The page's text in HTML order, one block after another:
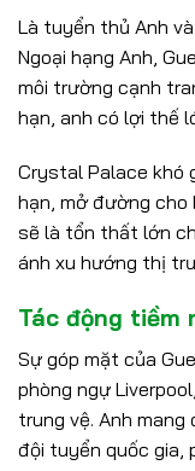
Là tuyển thủ Anh
Ngoại hạng Anh,
môi trường cạnh
hạn, anh có lợi thế
Crystal Palace khó
hạn, mở đường cho
sẽ là tổn thất lớn
ánh xu hướng thị
Tác động tiềm
Sự góp mặt của
phòng ngự
trung vệ. Anh
đội tuyển quốc gia,